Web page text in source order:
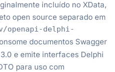
incluído no XData,
open source separado em
openapi-delphi-
documentos Swagger
e emite interfaces Delphi
para uso com